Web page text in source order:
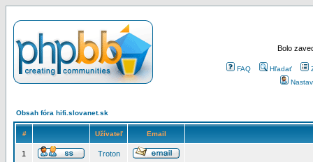
Bolo
FAQ Hľadať
Obsah fóra hifi.slovanet.sk
# Užívateľ Email
1 Troton